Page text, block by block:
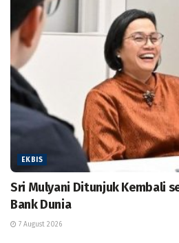
EKBIS
Sri Mulyani Ditunjuk Kembali
Bank Dunia
7 August 2026